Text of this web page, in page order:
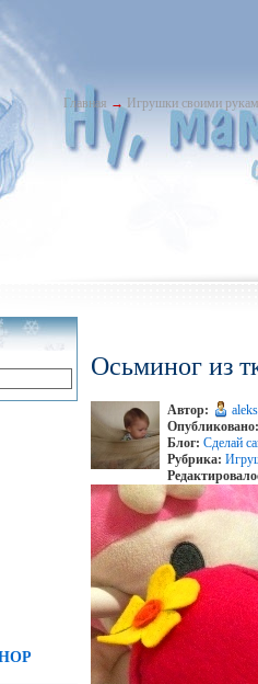
Главная → Игрушки своими
Осьминог из
Автор:
Опубликовано:
Блог: Сделай
Рубрика: